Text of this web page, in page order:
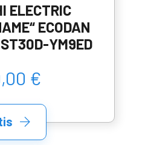
ELECTRIC
ECODAN
YM9ED
€